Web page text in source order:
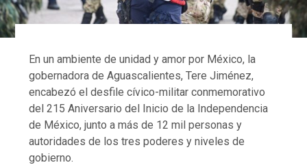
En un ambiente de unidad y amor por México, la
gobernadora de Aguascalientes, Tere Jiménez,
encabezó el desfile cívico-militar conmemorativo
del 215 Aniversario del Inicio de la Independencia
de México, junto a más de 12 mil personas y
autoridades de los tres poderes y niveles de
gobierno.